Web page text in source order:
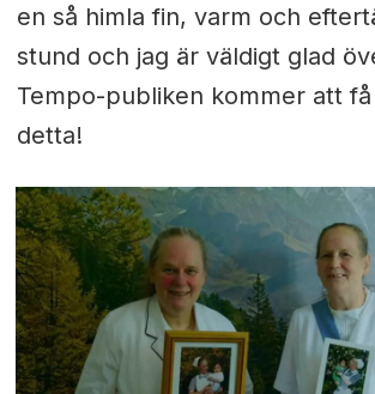
en så himla fin, varm och
stund och jag är väldigt glad
Tempo-publiken kommer att
detta!